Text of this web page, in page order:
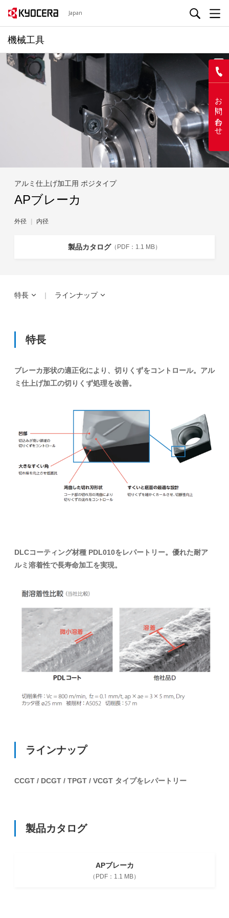
Japan
機械工具
お問い合わせ
アルミ仕上げ加工用 ポジタイプ
APブレーカ
外径 内径
製品カタログ 1.1 MB
特長 ラインナップ
特長
ブレーカ形状の適正化により、切りくずをコントロール。アル
ミ仕上げ加工の切りくず処理を改善。
DLCコーティング材種 PDL010をレパートリー。優れた耐ア
ルミ溶着性で長寿命加工を実現。
ラインナップ
CCGT / DCGT / TPGT / VCGT タイプをレパートリー
製品カタログ
APブレーカ
1.1 MB